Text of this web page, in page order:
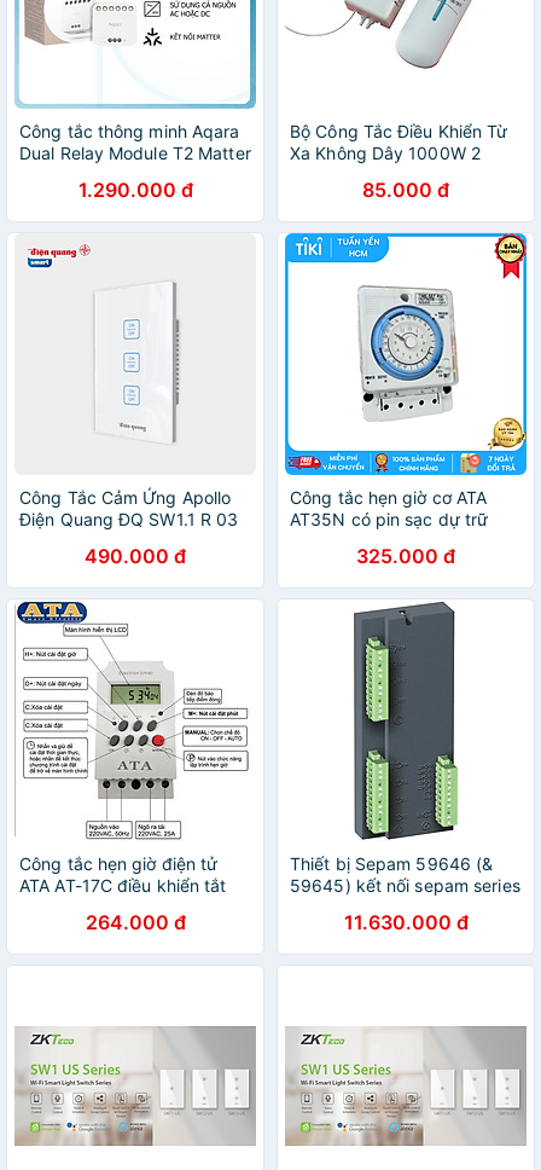
Công tắc thông minh Aqara
Dual Relay Module T2 Matter
Bản Quốc Tế1.290.000 đ
Bộ Công Tắc Điều Khiển Từ
Xa Không Dây 1000W 2
85.000 đ
Công Tắc Cảm Ứng Apollo
Điện Quang ĐQ SW1.1 R 03
kênh điều khiển ON/OFF
490.000 đ
Công tắc hẹn giờ cơ ATA
AT35N có pin sạc dự trữ
325.000 đ
Công tắc hẹn giờ điện tử
ATA AT-17C điều khiển tắt
- Hàng chính hãng
264.000 đ
Thiết bị Sepam 59646 (&
59645) kết nối sepam series
11.630.000 đ